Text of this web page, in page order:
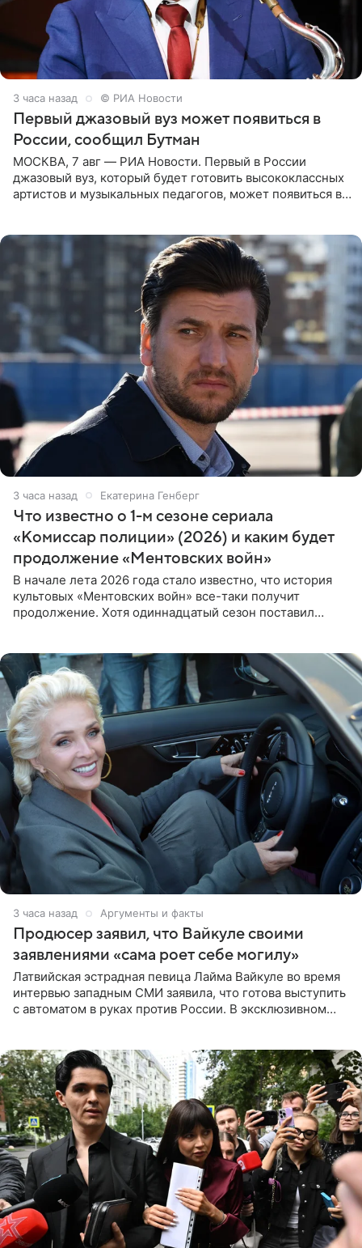
3 часа назад © РИА Новости
Первый джазовый вуз может появиться в
России, сообщил Бутман
МОСКВА, 7 авг — РИА Новости. Первый в России
джазовый вуз, который будет готовить высококлассных
артистов и музыкальных педагогов, может появиться в
3 часа назад Екатерина Генберг
Что известно о 1-м сезоне сериала
«Комиссар полиции» (2026) и каким будет
продолжение «Ментовских войн»
В начале лета 2026 года стало известно, что история
культовых «Ментовских войн» все-таки получит
продолжение. Хотя одиннадцатый сезон поставил
3 часа назад Аргументы и факты
Продюсер заявил, что Вайкуле своими
заявлениями «сама роет себе могилу»
Латвийская эстрадная певица Лайма Вайкуле во время
интервью западным СМИ заявила, что готова выступить
с автоматом в руках против России. В эксклюзивном